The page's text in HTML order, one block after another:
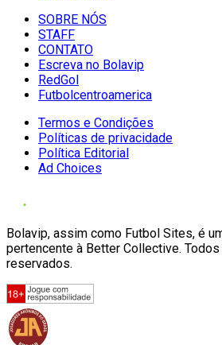
SOBRE NÓS
STAFF
CONTATO
Escreva no Bolavip
RedGol
Futbolcentroamerica
Termos e Condições
Políticas de privacidade
Política Editorial
Ad Choices
Bolavip, assim como Futbol Sites, é
pertencente à Better Collective.
reservados.